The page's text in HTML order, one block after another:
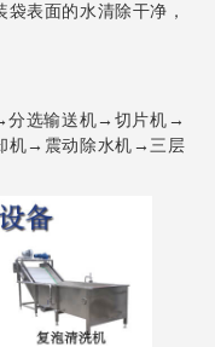
表面的水清除干净，
分选输送机→切片机→
机→震动除水机→三层